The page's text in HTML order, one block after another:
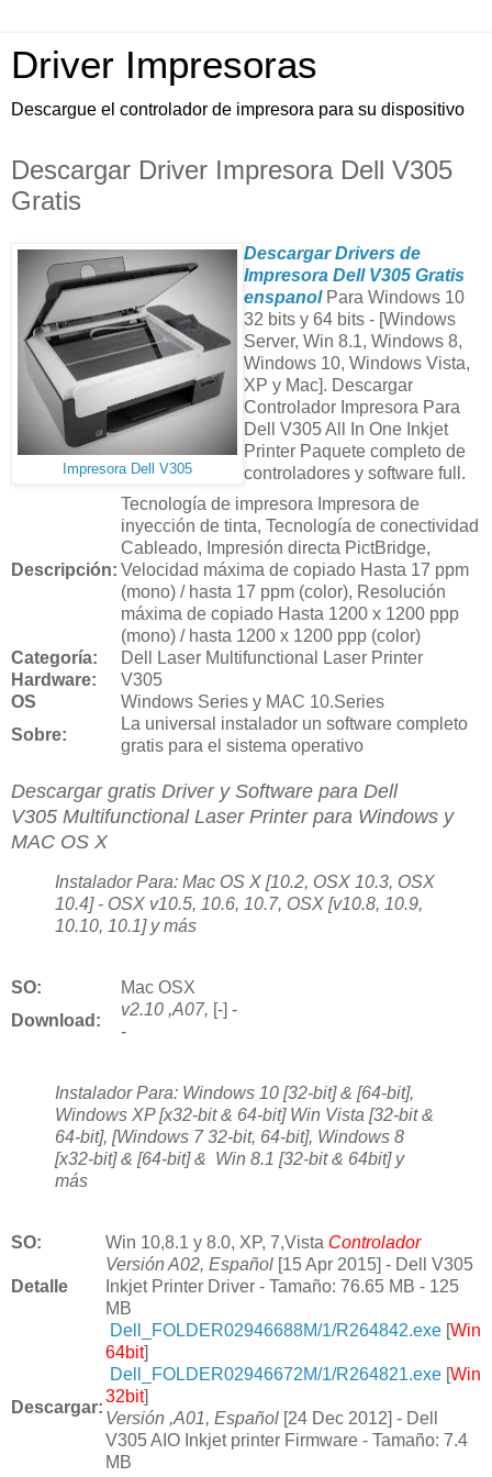
Driver Impresoras
Descargue el controlador de impresora para su dispositivo
Descargar Driver Impresora Dell V305
Gratis
Impresora Dell V305
Descargar Drivers de
Impresora Dell V305 Gratis
enspanolPara Windows 10
32 bits y 64 bits - [Windows
Server, Win 8.1, Windows 8,
Windows 10, Windows Vista,
XP y Mac]. Descargar
Controlador Impresora Para
Dell V305 All In One Inkjet
Printer Paquete completo de
controladores y software full.
Descripción:
Tecnología de impresora Impresora de
inyección de tinta, Tecnología de conectividad
Cableado, Impresión directa PictBridge,
Velocidad máxima de copiado Hasta 17 ppm
(mono) / hasta 17 ppm (color), Resolución
máxima de copiado Hasta 1200 x 1200 ppp
(mono) / hasta 1200 x 1200 ppp (color)
Categoría:
Dell Laser Multifunctional Laser Printer
Hardware:
V305
OS
Windows Series y MAC 10.Series
Sobre:
La universal instalador un software completo
gratis para el sistema operativo
Descargar gratis Driver y Software para Dell
V305 Multifunctional Laser Printer para Windows y
MAC OS X
Instalador Para: Mac OS X [10.2, OSX 10.3, OSX
10.4] - OSX v10.5, 10.6, 10.7, OSX [v10.8, 10.9,
10.10, 10.1] y más
SO:
Mac OSX
Download :
v2.10 ,A07, [-] -
-
Instalador Para: Windows 10 [32-bit] & [64-bit],
Windows XP [x32-bit & 64-bit] Win Vista [32-bit &
64-bit], [Windows 7 32-bit, 64-bit], Windows 8
[x32-bit] & [64-bit] & Win 8.1 [32-bit & 64bit] y
más
SO: Win 10,8.1 y 8.0, XP, 7,Vista Controlador
Detalle
Versión A02, Español [15 Apr 2015] - Dell V305
Inkjet Printer Driver - Tamaño: 76.65 MB - 125
MB
Descargar:
Dell_FOLDER02946688M/1/R264842.exe [Win
64bit]
Dell_FOLDER02946672M/1/R264821.exe [Win
32bit]
Versión ,A01, Español [24 Dec 2012] - Dell
V305 AIO Inkjet printer Firmware - Tamaño: 7.4
MB